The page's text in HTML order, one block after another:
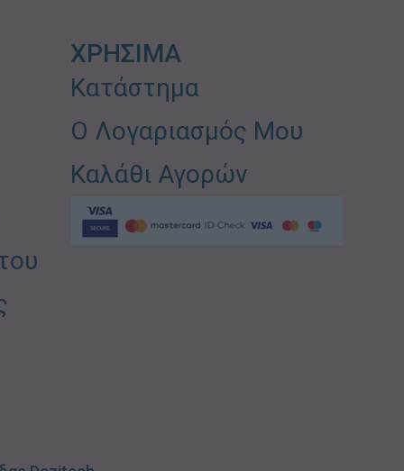
ΧΡΗΣΙΜΑ
Κατάστημα
Ο Λογαριασμός Μου
Καλάθι Αγορών